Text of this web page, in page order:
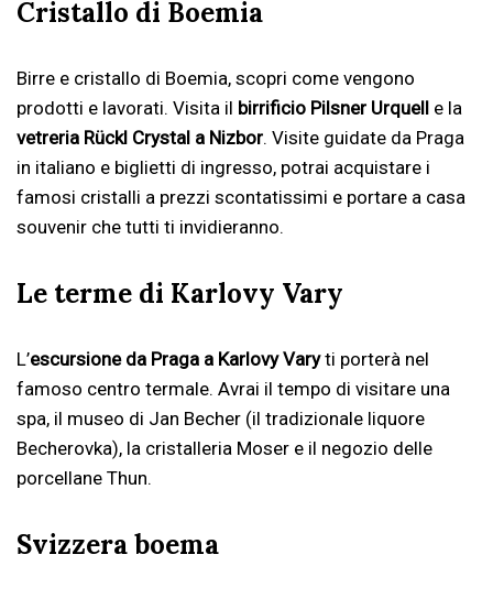
Cristallo di Boemia
Birre e cristallo di Boemia, scopri come vengono
prodotti e lavorati. Visita il birrificio Pilsner Urquell e la
vetreria Rückl Crystal a Nizbor. Visite guidate da Praga
in italiano e biglietti di ingresso, potrai acquistare i
famosi cristalli a prezzi scontatissimi e portare a casa
souvenir che tutti ti invidieranno.
Le terme di Karlovy Vary
L’escursione da Praga a Karlovy Varyti porterà nel
famoso centro termale. Avrai il tempo di visitare una
spa, il museo di Jan Becher (il tradizionale liquore
Becherovka), la cristalleria Moser e il negozio delle
porcellane Thun.
Svizzera boema